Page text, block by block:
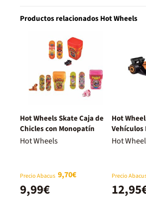
Productos relacionados Hot Wheels
Hot Wheels Skate Caja de
Chicles con Monopatín
Hot Wheels
Precio Abacus 9,70€
9,99€
Hot
Vehículos
Hot
Precio